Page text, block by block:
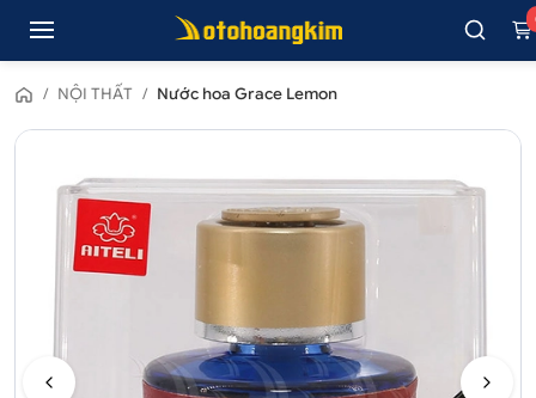
/ NỘI THẤT / Nước hoa Grace Lemon